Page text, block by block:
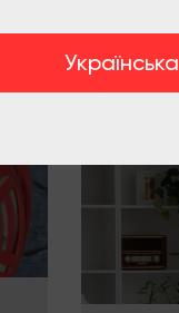
Українська